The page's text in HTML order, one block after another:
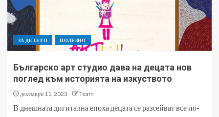
ЗА ДЕТЕТО ПОЛЕЗНО
Българско арт студио дава на децата нов
поглед към историята на изкуството
декември 11, 2023 Team
В днешната дигитална епоха децата се разсейват все по-